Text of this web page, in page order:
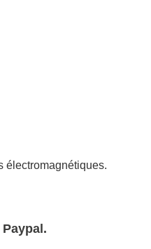
électromagnétiques.